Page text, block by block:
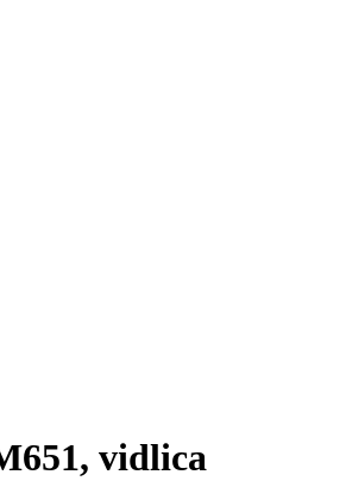
vidlica